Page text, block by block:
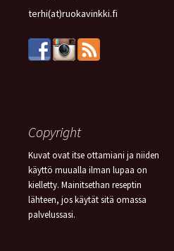
terhi(at)ruokavinkki.fi
Copyright
Kuvat ovat itse ottamiani ja niiden
käyttö muualla ilman lupaa on
kielletty. Mainitsethan reseptin
lähteen, jos käytät sitä omassa
palvelussasi.